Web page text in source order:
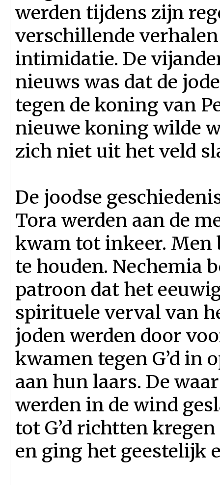
werden tijdens zijn
verschillende
intimidatie. De
nieuws was dat de
tegen de koning van
nieuwe koning wilde
zich niet uit het veld
De joodse
Tora werden aan de
kwam tot inkeer. Men
te houden. Nechemia
patroon dat het
spirituele verval van
joden werden door
kwamen tegen G’d in
aan hun laars. De
werden in de wind
tot G’d richtten
en ging het geestelijk